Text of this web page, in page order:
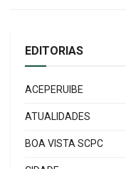
EDITORIAS
ACEPERUIBE
ATUALIDADES
BOA VISTA SCPC